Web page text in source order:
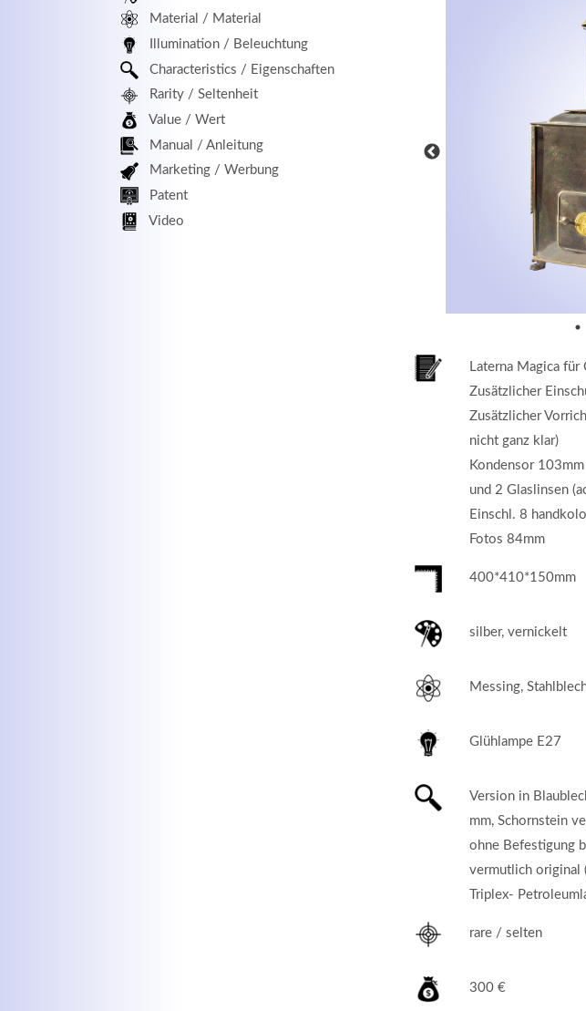
Laterna Magica
Zusätzlicher
Zusätzlicher
nicht ganz klar)
Kondensor
und 2 Glaslinsen
Einschl. 8
Fotos 84mm
400*410*150mm
silber, vernickelt
Messing,
Glühlampe E27
Version in
mm, Schornstein
ohne Befestigung
vermutlich original
Triplex-
rare / selten
300 €
Material / Material
Illumination / Beleuchtung
Characteristics / Eigenschaften
Rarity / Seltenheit
Value / Wert
Manual / Anleitung
Marketing / Werbung
Patent
Video
MEHR INFOS
Kontaktdaten